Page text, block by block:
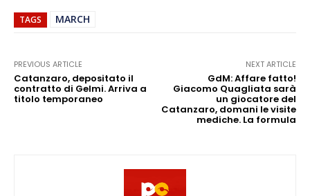
TAGS MARCH
PREVIOUS ARTICLE
Catanzaro, depositato il
contratto di Gelmi. Arriva a
titolo temporaneo
NEXT ARTICLE
GdM: Affare fatto!
Giacomo Quagliata sarà
un giocatore del
Catanzaro, domani le visite
mediche. La formula